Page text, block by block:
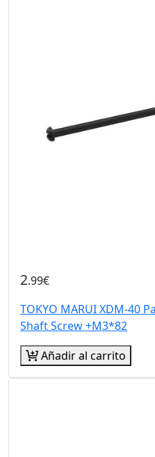
2.99€
TOKYO MARUI XDM-40
Shaft Screw +M3*82
Añadir al carrito